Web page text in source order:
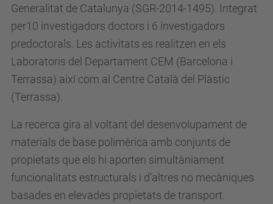
Generalitat de Catalunya (SGR-2014-1495). Integrat
per10 investigadors doctors i 6 investigadors
predoctorals. Les activitats es realitzen en els
Laboratoris del Departament CEM (Barcelona i
Terrassa) així com al Centre Català del Plàstic
(Terrassa).
La recerca gira al voltant del desenvolupament de
materials de base polimèrica amb conjunts de
propietats que els hi aporten simultàniament
funcionalitats estructurals i d’altres no mecàniques
basades en elevades propietats de transport.